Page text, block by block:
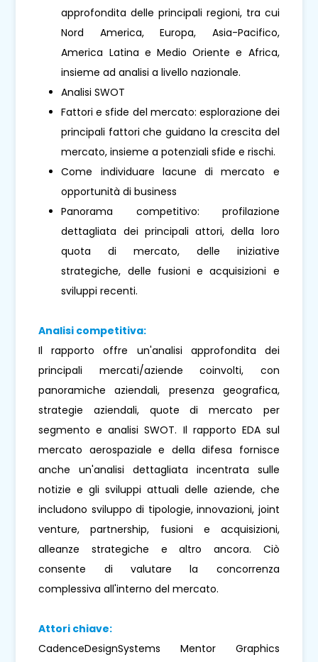
approfondita delle principali regioni, tra cui
Nord America, Europa, Asia-Pacifico,
America Latina e Medio Oriente e Africa,
insieme ad analisi a livello nazionale.
Analisi SWOT
Fattori e sfide del mercato: esplorazione dei
principali fattori che guidano la crescita del
mercato, insieme a potenziali sfide e rischi.
Come individuare lacune di mercato e
opportunità di business
Panorama competitivo: profilazione
dettagliata dei principali attori, della loro
quota di mercato, delle iniziative
strategiche, delle fusioni e acquisizioni e
sviluppi recenti.
Analisi competitiva:
Il rapporto offre un'analisi approfondita dei
principali mercati/aziende coinvolti, con
panoramiche aziendali, presenza geografica,
strategie aziendali, quote di mercato per
segmento e analisi SWOT. Il rapporto EDA sul
mercato aerospaziale e della difesa fornisce
anche un'analisi dettagliata incentrata sulle
notizie e gli sviluppi attuali delle aziende, che
includono sviluppo di tipologie, innovazioni, joint
venture, partnership, fusioni e acquisizioni,
alleanze strategiche e altro ancora. Ciò
consente di valutare la concorrenza
complessiva all'interno del mercato.
Attori chiave:
CadenceDesignSystems Mentor Graphics